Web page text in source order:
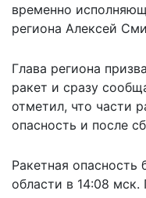
временно
региона Алексей
Глава региона
ракет и сразу
отметил, что части
опасность и после
Ракетная опасность
области в 14:08